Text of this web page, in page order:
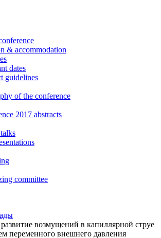
& accommodation
dates
guidelines
of the conference
2017 abstracts
committee
возмущений в капиллярной струе
переменного внешнего давления